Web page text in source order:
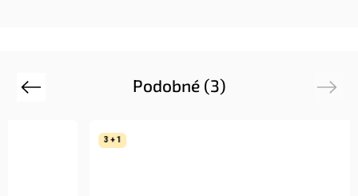
Podobné (3)
Previous
3 + 1
Next